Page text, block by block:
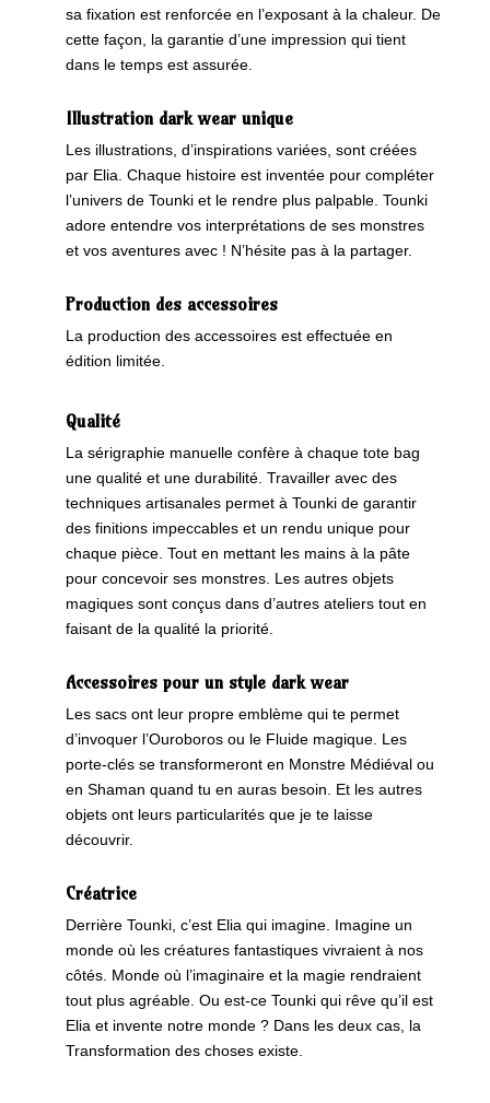
sa fixation est renforcée en l’exposant à la chaleur. De
cette façon, la garantie d’une impression qui tient
dans le temps est assurée.
Illustration dark wear unique
Les illustrations, d’inspirations variées, sont créées
par Elia. Chaque histoire est inventée pour compléter
l’univers de Tounki et le rendre plus palpable. Tounki
adore entendre vos interprétations de ses monstres
et vos aventures avec ! N’hésite pas à la partager.
Production des accessoires
La production des accessoires est effectuée en
édition limitée.
Qualité
La sérigraphie manuelle confère à chaque tote bag
une qualité et une durabilité. Travailler avec des
techniques artisanales permet à Tounki de garantir
des finitions impeccables et un rendu unique pour
chaque pièce. Tout en mettant les mains à la pâte
pour concevoir ses monstres. Les autres objets
magiques sont conçus dans d’autres ateliers tout en
faisant de la qualité la priorité.
Accessoires pour un style dark wear
Les sacs ont leur propre emblème qui te permet
d’invoquer l’Ouroboros ou le Fluide magique. Les
porte-clés se transformeront en Monstre Médiéval ou
en Shaman quand tu en auras besoin. Et les autres
objets ont leurs particularités que je te laisse
découvrir.
Créatrice
Derrière Tounki, c’est Elia qui imagine. Imagine un
monde où les créatures fantastiques vivraient à nos
côtés. Monde où l’imaginaire et la magie rendraient
tout plus agréable. Ou est-ce Tounki qui rêve qu’il est
Elia et invente notre monde ? Dans les deux cas, la
Transformation des choses existe.